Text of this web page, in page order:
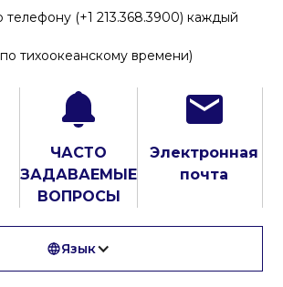
(+1 213.368.3900) каждый
тихоокеанскому времени)
ЧАСТО
ЗАДАВАЕМЫЕ
ВОПРОСЫ
Электронная
почта
Язык